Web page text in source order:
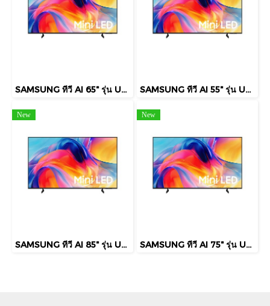
SAMSUNG ทีวี AI 65" รุ่น UA65M75HAKXXT Mini LED M75H 4K Smart TV (2026) SAMSUNG ทีวี AI 55" รุ่น UA55M75HAKXXT Mini LED M75H 4K Smart TV (2026)
New
SAMSUNG ทีวี AI 85" รุ่น UA85M75HAKXXT Mini LED M75H 4K Smart TV (2026)
New
SAMSUNG ทีวี AI 75" รุ่น UA75M75HAKXXT Mini LED M75H 4K Smart TV (2026)